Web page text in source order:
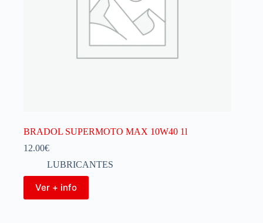
BRADOL SUPERMOTO MAX 10W40 1l
12.00€
LUBRICANTES
Ver + info